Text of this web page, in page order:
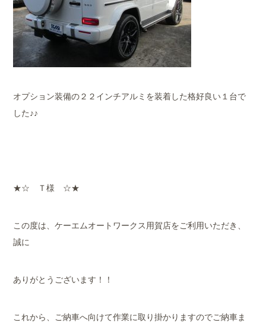
オプション装備の２２インチアルミを装着した格好良い１台で
した♪♪
★☆ Ｔ様 ☆★
この度は、ケーエムオートワークス用賀店をご利用いただき、
誠に
ありがとうございます！！
これから、ご納車へ向けて作業に取り掛かりますのでご納車ま